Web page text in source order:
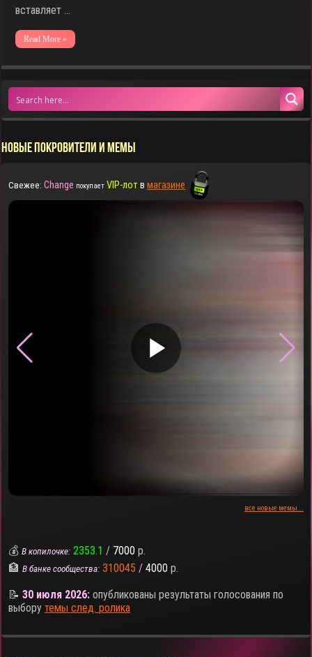
вставляет …
Read More »
НОВЫЕ ПОКРОВИТЕЛИ И МЕМЫ
Свежее: Change покупает VIP-лотвмагазине
▶
все новые мемы...
💰В копилочке: 2353.1 / 7000 р.
🏦В банке сообщества: 310045 / 4000 р.
📝30 июля 2026: опубликованы результаты голосования по
выборутемы след. ролика